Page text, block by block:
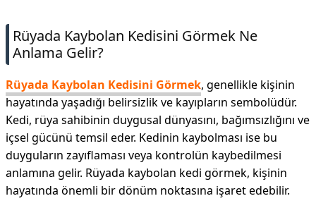
Rüyada Kaybolan Kedisini Görmek Ne
Anlama Gelir?
Rüyada Kaybolan Kedisini Görmek, genellikle kişinin
hayatında yaşadığı belirsizlik ve kayıpların sembolüdür.
Kedi, rüya sahibinin duygusal dünyasını, bağımsızlığını ve
içsel gücünü temsil eder. Kedinin kaybolması ise bu
duyguların zayıflaması veya kontrolün kaybedilmesi
anlamına gelir. Rüyada kaybolan kedi görmek, kişinin
hayatında önemli bir dönüm noktasına işaret edebilir.